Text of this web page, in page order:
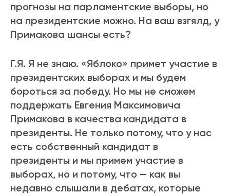
прогнозы на парламентские выборы, но
на президентские можно. На ваш взгялд, у
Примакова шансы есть?
Г.Я. Я не знаю. «Яблоко» примет участие в
президентских выборах и мы будем
бороться за победу. Но мы не сможем
поддержать Евгения Максимовича
Примакова в качества кандидата в
президенты. Не только потому, что у нас
есть собственный кандидат в
президенты и мы примем участие в
выборах, но и потому, что — как вы
недавно слышали в дебатах, которые